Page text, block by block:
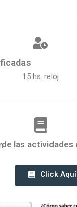
15 hs. reloj
Click Aquí